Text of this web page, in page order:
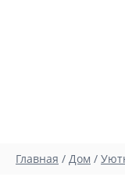
Главная / Дом /